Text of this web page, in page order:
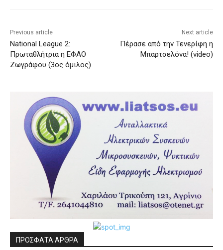
Previous article
National League 2:
Πρωταθλήτρια η ΕΦΑΟ
Ζωγράφου (3ος όμιλος)
Next article
Πέρασε από την Τενερίφη η
Μπαρτσελόνα! (video)
ΠΡΟΣΦΑΤΑ ΑΡΘΡΑ